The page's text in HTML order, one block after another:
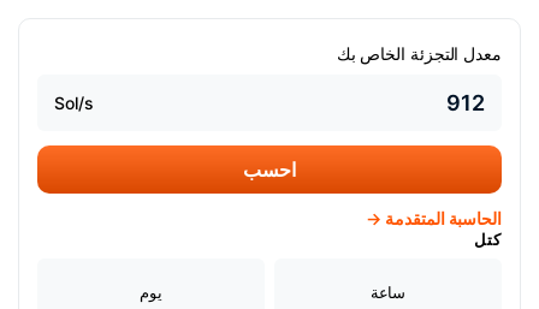
معدل التجزئة الخاص بك
Sol/s
احسب
الحاسبة المتقدمة →
كتل
ساعة يوم